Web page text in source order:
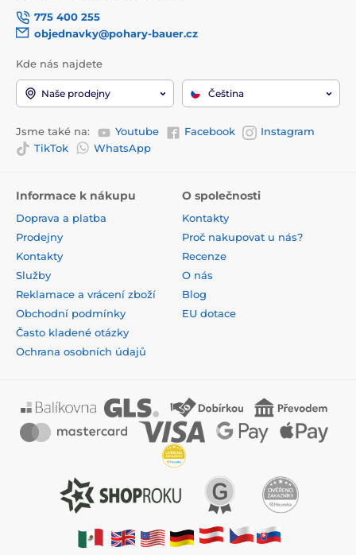
775 400 255
objednavky@pohary-bauer.cz
Kde nás najdete
Naše prodejny Čeština
Jsme také na: Youtube Facebook
Instagram
TikTok
WhatsApp
Informace k nákupu
Doprava a platba
Prodejny
Kontakty
Služby
Reklamace a vrácení zboží
Obchodní podmínky
Často kladené otázky
Ochrana osobních údajů
O společnosti
Kontakty
Proč nakupovat u nás?
Recenze
O nás
Blog
EU dotace